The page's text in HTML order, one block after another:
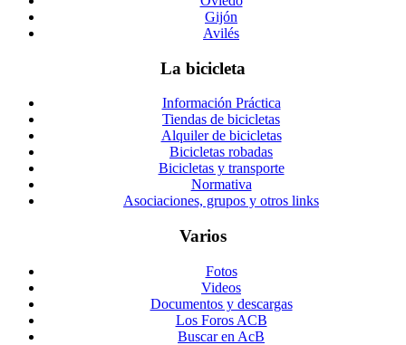
Gijón
Avilés
La bicicleta
Información Práctica
Tiendas de bicicletas
Alquiler de bicicletas
Bicicletas robadas
Bicicletas y transporte
Normativa
Asociaciones, grupos y otros links
Varios
Fotos
Videos
Documentos y descargas
Los Foros ACB
Buscar en AcB